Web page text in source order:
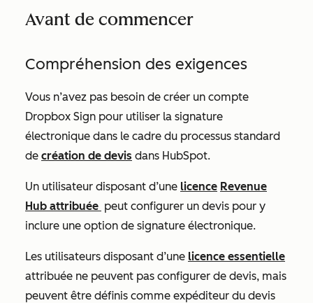
Avant de commencer
Compréhension des exigences
Vous n’avez pas besoin de créer un compte
Dropbox Sign pour utiliser la signature
électronique dans le cadre du processus standard
de création de devis dans HubSpot.
Un utilisateur disposant d’une licence Revenue
Hub attribuée peut configurer un devis pour y
inclure une option de signature électronique.
Les utilisateurs disposant d’une licence essentielle
attribuée ne peuvent pas configurer de devis, mais
peuvent être définis comme expéditeur du devis